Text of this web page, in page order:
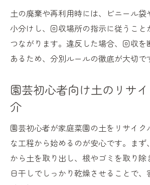
土の廃棄や再利用時には、ビニール袋
小分けし、回収場所の指示に従うこと
つながります。違反した場合、回収を
あるため、分別ルールの徹底が大切で
園芸初心者向け土のリサ
介
園芸初心者が家庭菜園の土をリサイク
な工程から始めるのが安心です。まず
から土を取り出し、根やゴミを取り除
日干しでしっかり乾燥させることで